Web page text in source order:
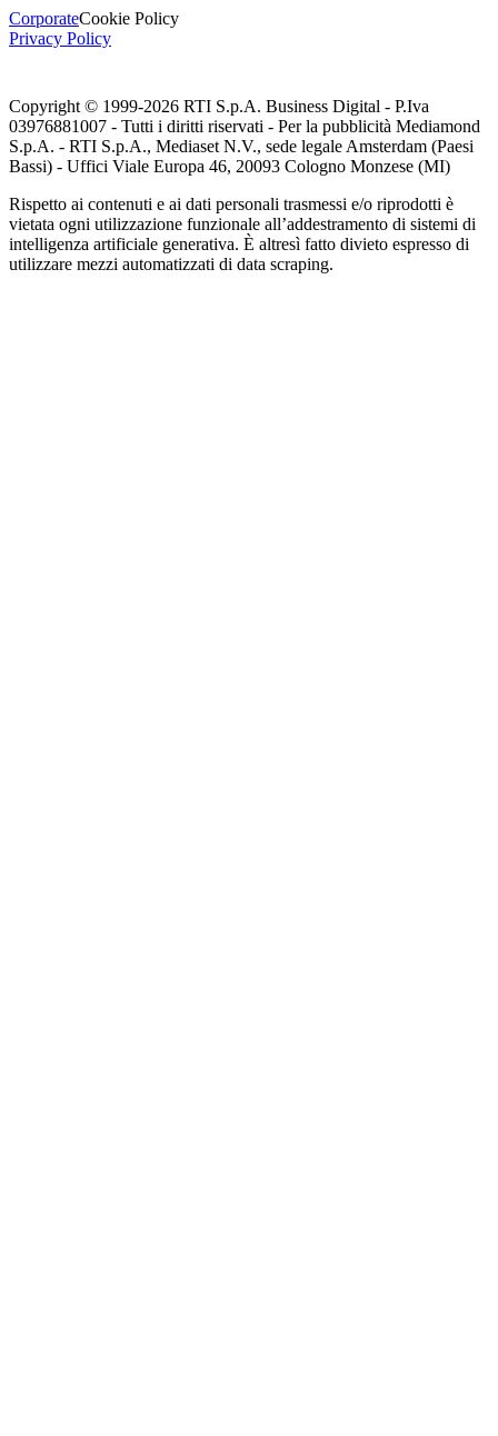
CorporateCookie Policy
Privacy Policy
Copyright © 1999-2026 RTI S.p.A. Business Digital - P.Iva
03976881007 - Tutti i diritti riservati - Per la pubblicità Mediamond
S.p.A. - RTI S.p.A., Mediaset N.V., sede legale Amsterdam (Paesi
Bassi) - Uffici Viale Europa 46, 20093 Cologno Monzese (MI)
Rispetto ai contenuti e ai dati personali trasmessi e/o riprodotti è
vietata ogni utilizzazione funzionale all’addestramento di sistemi di
intelligenza artificiale generativa. È altresì fatto divieto espresso di
utilizzare mezzi automatizzati di data scraping.